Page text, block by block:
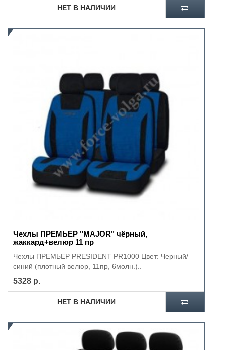
НЕТ В НАЛИЧИИ
Чехлы ПРЕМЬЕР "MAJOR" чёрный,
жаккард+велюр 11 пр
Чехлы ПРЕМЬЕР PRESIDENT PR1000 Цвет: Черный/
синий (плотный велюр, 11пр, 6молн.)..
5328 р.
НЕТ В НАЛИЧИИ